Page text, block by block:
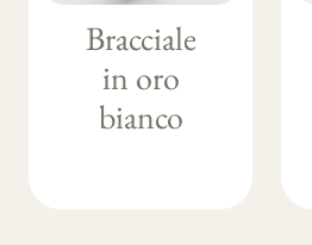
Bracciale
in oro
bianco